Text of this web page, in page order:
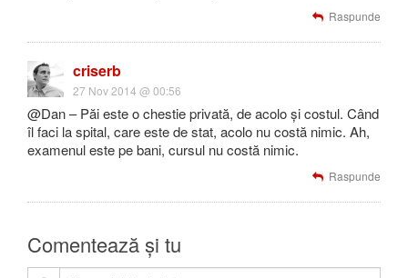
Raspunde
criserb
27 Nov 2014 @ 00:56
@Dan – Păi este o chestie privată, de acolo și costul. Când
îl faci la spital, care este de stat, acolo nu costă nimic. Ah,
examenul este pe bani, cursul nu costă nimic.
Raspunde
Comentează și tu